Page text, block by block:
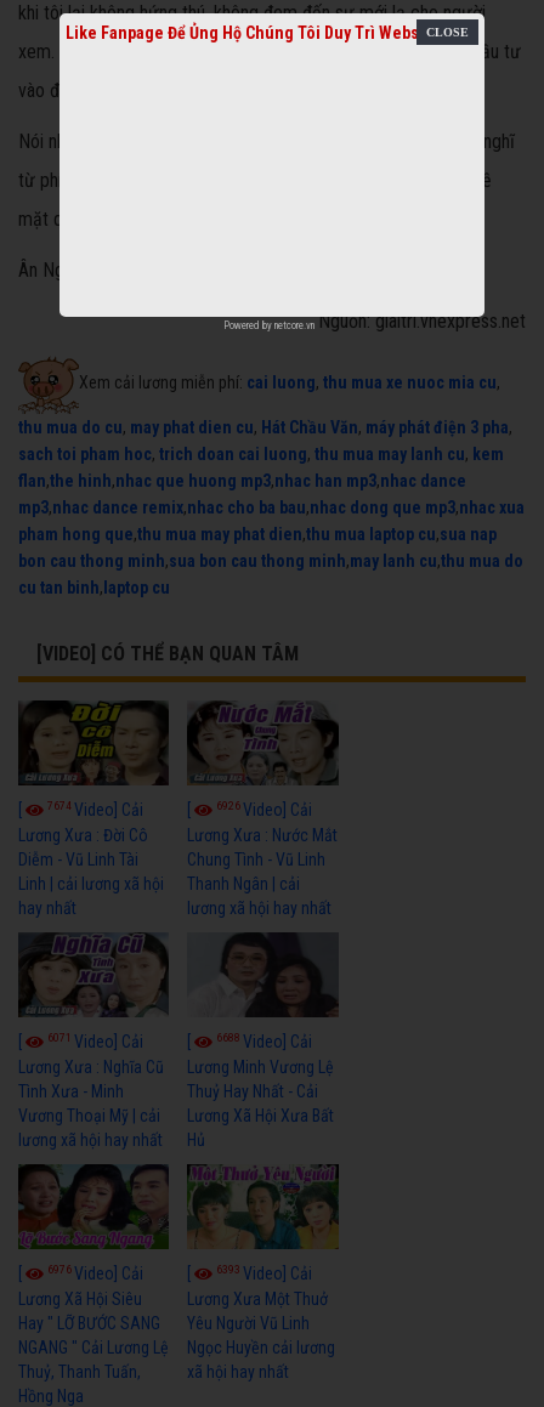
khi tôi lại không hứng thú, không đem đến sự mới lạ cho người
xem. Nhìn rộng ra, để nền điện ảnh phát triển, phải có người đầu tư
vào đề tài gai góc, mạo hiểm.
Nói như vậy không có nghĩa là tôi quay lưng với phòng vé, chỉ nghĩ
từ phía mình. Đạo diễn phải có một số tác phẩm thành công về
mặt doanh thu để có cơ hội thực hiện các dự án khác.
Ân Nguyễn
Nguồn: giaitri.vnexpress.net
Xem cải lương miễn phí: cai luong, thu mua xe nuoc mia cu,
thu mua do cu, may phat dien cu, Hát Chầu Văn, máy phát điện 3 pha,
sach toi pham hoc, trich doan cai luong, thu mua may lanh cu, kem
flan,the hinh,nhac que huong mp3,nhac han mp3,nhac dance
mp3,nhac dance remix,nhac cho ba bau,nhac dong que mp3,nhac xua
pham hong que,thu mua may phat dien,thu mua laptop cu,sua nap
bon cau thong minh,sua bon cau thong minh,may lanh cu,thu mua do
cu tan binh, laptop cu
[VIDEO] CÓ THỂ BẠN QUAN TÂM
7674Video] Cải
Lương Xưa : Đời Cô
Diễm - Vũ Linh Tài
Linh | cải lương xã hội
hay nhất
6926Video] Cải
Lương Xưa : Nước Mắt
Chung Tình - Vũ Linh
Thanh Ngân | cải
lương xã hội hay nhất
6071 Video] Cải
Lương Xưa : Nghĩa Cũ
Tình Xưa - Minh
Vương Thoại Mỹ | cải
lương xã hội hay nhất
6688Video] Cải
Lương Minh Vương Lệ
Thuỷ Hay Nhất - Cải
Lương Xã Hội Xưa Bất
Hủ
6976Video] Cải
Lương Xã Hội Siêu
Hay " LỠ BƯỚC SANG
NGANG " Cải Lương Lệ
Thuỷ, Thanh Tuấn,
Hồng Nga
6393Video] Cải
Lương Xưa Một Thuở
Yêu Người Vũ Linh
Ngọc Huyền cải lương
xã hội hay nhất
Like Fanpage Để Ủng Hộ Chúng Tôi Duy Trì Website
Powered by netcore.vn